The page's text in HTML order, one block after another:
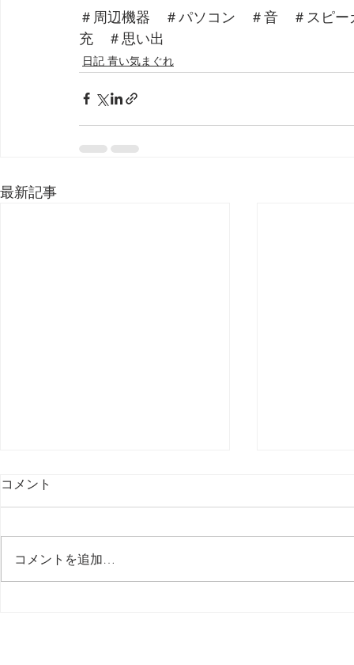
＃周辺機器　＃パソコン　＃音　＃スピ
充　＃思い出
日記 青い気まぐれ
最新記事
最後の日記です
コメント
コメントを追加…